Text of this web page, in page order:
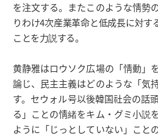
を注文する。またこのような情勢
りわけ4次産業革命と低成長に対す
ことを力説する。
黄静雅はロウソク広場の「情動」
論じ、民主主義はどのような「気
す。セウォル号以後韓国社会の話
る」ことの情緒をキム・グミ小説
ように「じっとしていない」こと